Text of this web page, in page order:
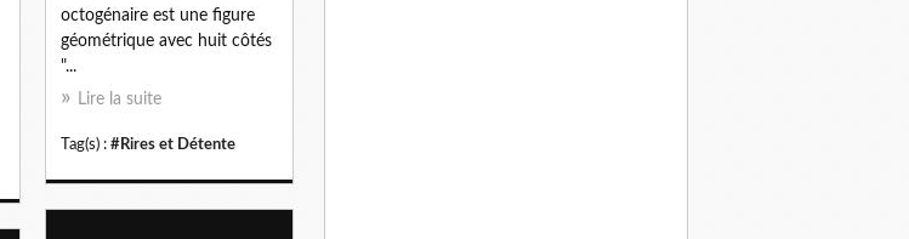
octogénaire est une figure
géométrique avec huit côtés
"...
Lire la suite
Tag(s) : #Rires et Détente